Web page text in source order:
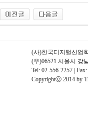
(사)한국디지털산업
(우)06521 서울시 강
Tel: 02-556-2257 |
Copyrightⓒ 2014 by